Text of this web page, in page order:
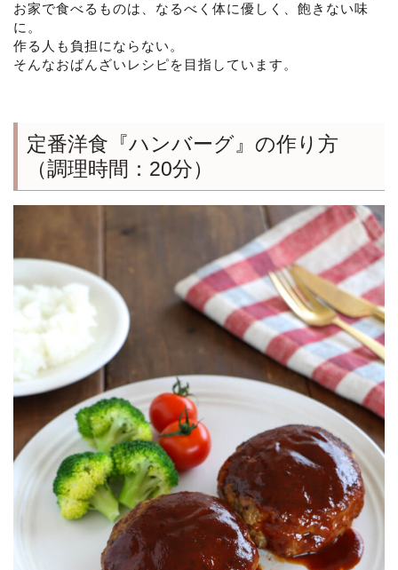
お家で食べるものは、なるべく体に優しく、飽きない味
に。
作る人も負担にならない。
そんなおばんざいレシピを目指しています。
定番洋食『ハンバーグ』の作り方
（調理時間：20分）